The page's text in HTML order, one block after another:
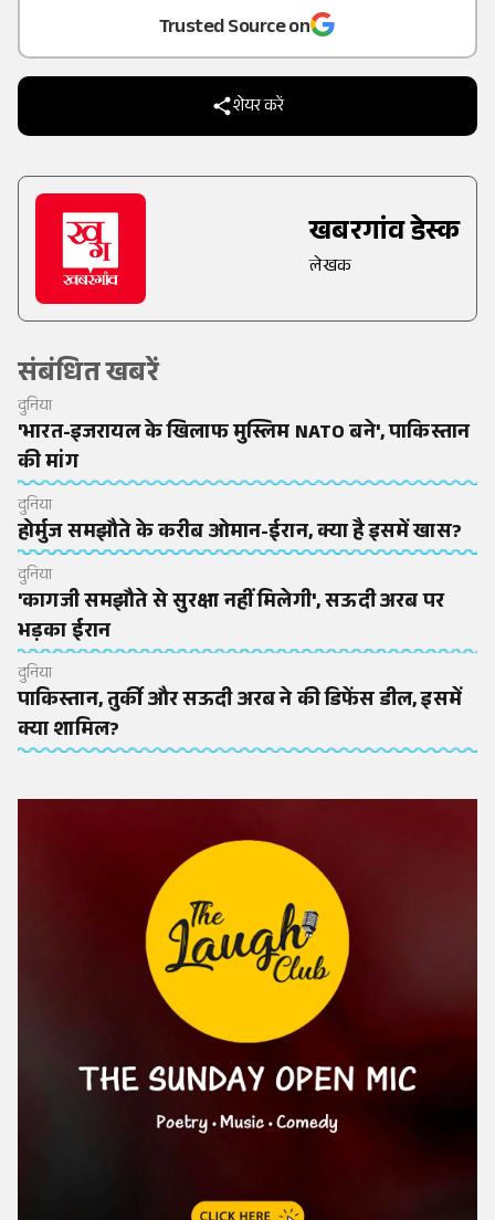
Trusted Source on
शेयर करें
खबरगांव डेस्क
लेखक
संबंधित खबरें
दुनिया
'भारत-इजरायल के खिलाफ मुस्लिम NATO बने', पाकिस्तान
की मांग
दुनिया
होर्मुज समझौते के करीब ओमान-ईरान, क्या है इसमें खास?
दुनिया
'कागजी समझौते से सुरक्षा नहीं मिलेगी', सऊदी अरब पर
भड़का ईरान
दुनिया
पाकिस्तान, तुर्की और सऊदी अरब ने की डिफेंस डील, इसमें
क्या शामिल?